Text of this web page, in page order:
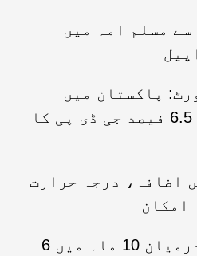
مسلم امہ میں
پاکستان میں
کرپشن سے معیشت کو 6.5 فیصد جی ڈی پی کا
اضافہ، درجہ حرارت
سخت ویزا جانچ کے درمیان 10 ماہ میں 6